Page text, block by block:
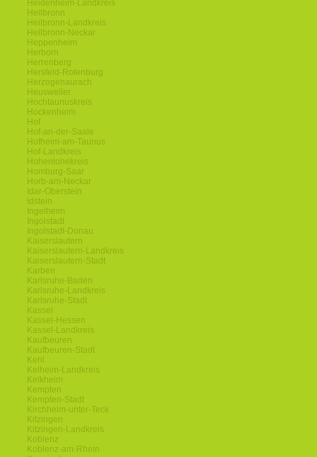
Heidenheim-Landkreis
Heilbronn
Heilbronn-Landkreis
Heilbronn-Neckar
Heppenheim
Herborn
Herrenberg
Hersfeld-Rotenburg
Herzogenaurach
Heusweiler
Hochtaunuskreis
Hockenheim
Hof
Hof-an-der-Saale
Hofheim-am-Taunus
Hof-Landkreis
Hohenlohekreis
Homburg-Saar
Horb-am-Neckar
Idar-Oberstein
Idstein
Ingelheim
Ingolstadt
Ingolstadt-Donau
Kaiserslautern
Kaiserslautern-Landkreis
Kaiserslautern-Stadt
Karben
Karlsruhe-Baden
Karlsruhe-Landkreis
Karlsruhe-Stadt
Kassel
Kassel-Hessen
Kassel-Landkreis
Kaufbeuren
Kaufbeuren-Stadt
Kehl
Kelheim-Landkreis
Kelkheim
Kempten
Kempten-Stadt
Kirchheim-unter-Teck
Kitzingen
Kitzingen-Landkreis
Koblenz
Koblenz-am-Rhein